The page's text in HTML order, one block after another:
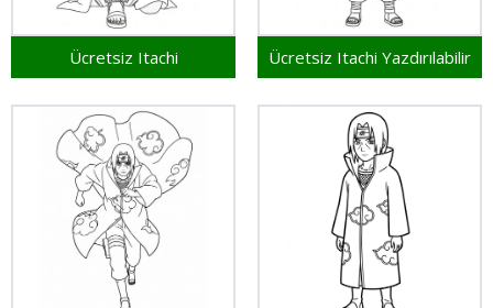
Ücretsiz Itachi Ücretsiz Itachi Yazdırılabilir